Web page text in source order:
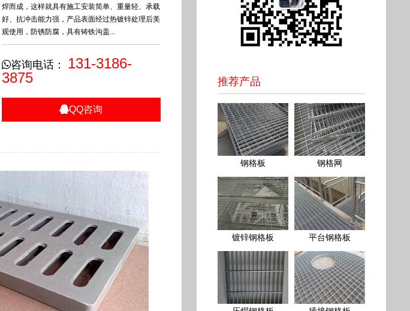
焊而成，这样就具有施工安装简单、重量轻、承载
好、抗冲击能力强，产品表面经过热镀锌处理后美
观使用，防锈防腐，具有铸铁沟盖...
咨询电话： 131-3186-
3875
QQ咨询
推荐产品
钢格板 钢格网
镀锌钢格板 平台钢格板